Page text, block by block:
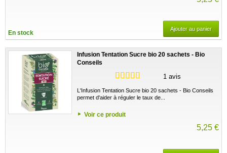
En stock
Ajouter au panier
Infusion Tentation Sucre bio 20 sachets - Bio
Conseils
1 avis
L'Infusion Tentation Sucre bio 20 sachets - Bio Conseils
permet d'aider à réguler le taux de...
Voir ce produit
5,25 €